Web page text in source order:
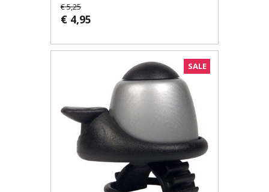
€ 5,25
€ 4,95
SALE